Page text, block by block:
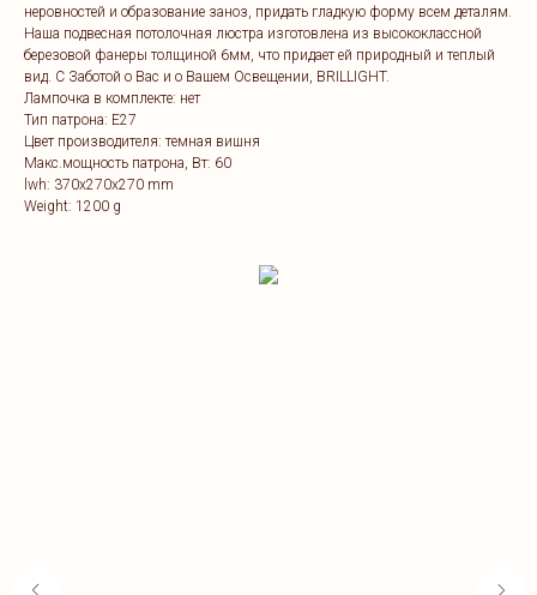
неровностей и образование заноз, придать гладкую форму всем деталям.
Наша подвесная потолочная люстра изготовлена из высококлассной
березовой фанеры толщиной 6мм, что придает ей природный и теплый
вид. C Заботой о Вас и о Вашем Освещении, BRILLIGHT.
Лампочка в комплекте: нет
Тип патрона: Е27
Цвет производителя: темная вишня
Макс.мощность патрона, Вт: 60
lwh: 370x270x270 mm
Weight: 1200 g